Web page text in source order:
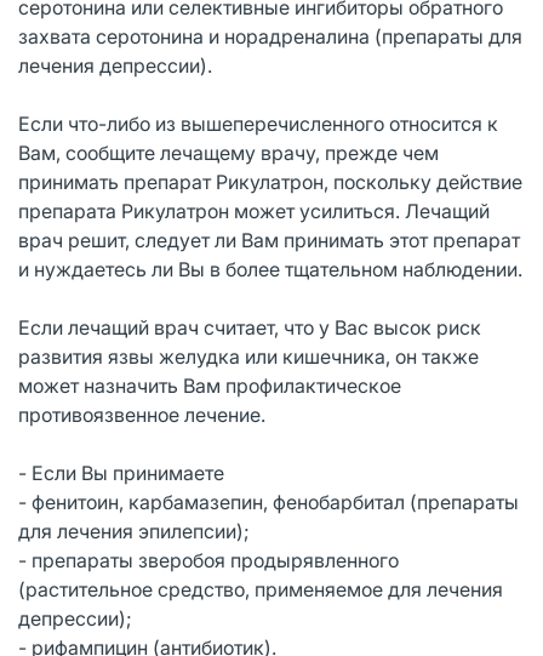
серотонина или селективные ингибиторы обратного
захвата серотонина и норадреналина (препараты для
лечения депрессии).
Если что-либо из вышеперечисленного относится к
Вам, сообщите лечащему врачу, прежде чем
принимать препарат Рикулатрон, поскольку действие
препарата Рикулатрон может усилиться. Лечащий
врач решит, следует ли Вам принимать этот препарат
и нуждаетесь ли Вы в более тщательном наблюдении.
Если лечащий врач считает, что у Вас высок риск
развития язвы желудка или кишечника, он также
может назначить Вам профилактическое
противоязвенное лечение.
- Если Вы принимаете
- фенитоин, карбамазепин, фенобарбитал (препараты
для лечения эпилепсии);
- препараты зверобоя продырявленного
(растительное средство, применяемое для лечения
депрессии);
- рифампицин (антибиотик).